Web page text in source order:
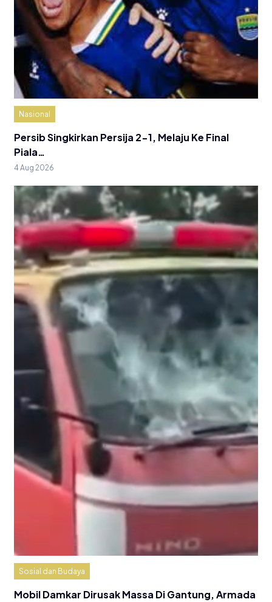
Nasional
Persib Singkirkan Persija 2-1, Melaju Ke Final
Piala…
4 Aug 2026
Sosial dan Budaya
Mobil Damkar Dirusak Massa Di Gantung, Armada